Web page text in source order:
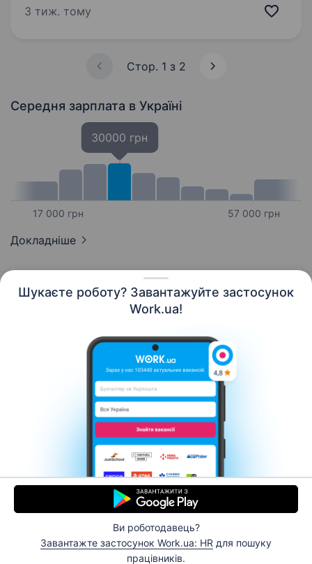
Шукаєте роботу? Завантажуйте застосунок
Work.ua!
Ви роботодавець?
Завантажте застосунок Work.ua: HR для пошуку
працівників.
спілкування і можливість реально заробляти.
3 тиж. тому
Стор. 1 з 2
Середня зарплата в Україні
17 000 грн
30000 грн
57 000 грн
Докладніше
Контакти Про нас
Кар’єра
Допомога Умови використання
© 2006–2026 Work.ua. Сервіс пошуку роботи №1 в